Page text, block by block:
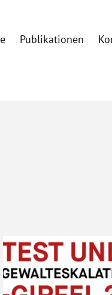
Publikationen